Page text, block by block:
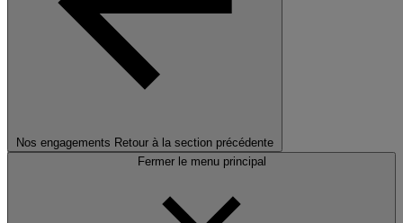
Nos engagements Retour à la section précédente
Fermer le menu principal